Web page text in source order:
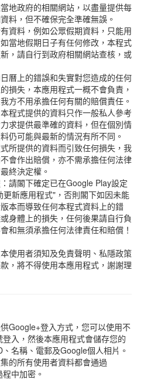
地政府的相關網站，以盡量提供每
料，但不確保完全準確無誤。
資料，例如公眾假期資料，只能用
當地假期日子有任何修改，本程式
，請自行到政府相關網站查核，或
曆上的錯誤和失實對您造成的任何
損失，本應用程式一概不會負責，
方不用承擔任何有關的賠償責任。
程式提供的資料只作一般私人參考
求提供最準確的資料，但在個別情
仍可能與最新的情況有所不同。
所提供的資料而引致任何損失，我
會作出賠償，亦不需承擔任何法律
終決定權。
請閣下確定已在Google Play設定
更新應用程式"，否則閣下如因未能
本而導致任何本程式資料上的錯
身體上的損失，任何後果請自行負
和無須承擔任何法律責任和賠償！
使用者須知及免責聲明、私隱政策
，將不得使用本應用程式，謝謝理
Google+登入方式，您可以使用不
入，然後本應用程式會儲存您的
名稱、電郵及Google個人相片。
的所有使用者資料都會通過
中加密。